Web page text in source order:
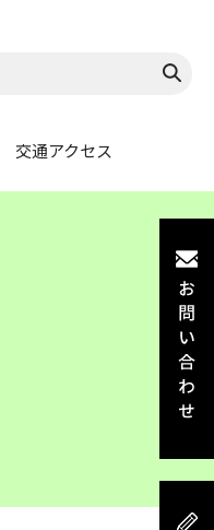
交通アクセス